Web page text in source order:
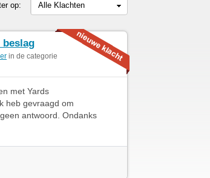
op: Alle Klachten
beslag
in de categorie
met Yards
heb gevraagd om
antwoord. Ondanks